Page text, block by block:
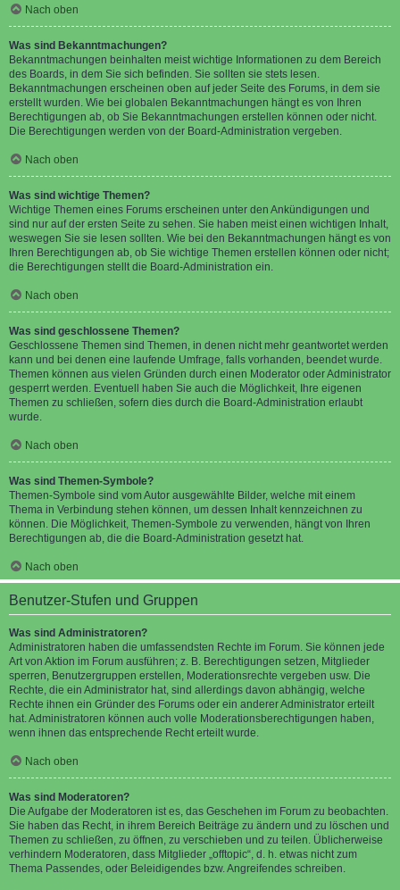
Nach oben
Was sind Bekanntmachungen?
Bekanntmachungen beinhalten meist wichtige Informationen zu dem Bereich
des Boards, in dem Sie sich befinden. Sie sollten sie stets lesen.
Bekanntmachungen erscheinen oben auf jeder Seite des Forums, in dem sie
erstellt wurden. Wie bei globalen Bekanntmachungen hängt es von Ihren
Berechtigungen ab, ob Sie Bekanntmachungen erstellen können oder nicht.
Die Berechtigungen werden von der Board-Administration vergeben.
Nach oben
Was sind wichtige Themen?
Wichtige Themen eines Forums erscheinen unter den Ankündigungen und
sind nur auf der ersten Seite zu sehen. Sie haben meist einen wichtigen Inhalt,
weswegen Sie sie lesen sollten. Wie bei den Bekanntmachungen hängt es von
Ihren Berechtigungen ab, ob Sie wichtige Themen erstellen können oder nicht;
die Berechtigungen stellt die Board-Administration ein.
Nach oben
Was sind geschlossene Themen?
Geschlossene Themen sind Themen, in denen nicht mehr geantwortet werden
kann und bei denen eine laufende Umfrage, falls vorhanden, beendet wurde.
Themen können aus vielen Gründen durch einen Moderator oder Administrator
gesperrt werden. Eventuell haben Sie auch die Möglichkeit, Ihre eigenen
Themen zu schließen, sofern dies durch die Board-Administration erlaubt
wurde.
Nach oben
Was sind Themen-Symbole?
Themen-Symbole sind vom Autor ausgewählte Bilder, welche mit einem
Thema in Verbindung stehen können, um dessen Inhalt kennzeichnen zu
können. Die Möglichkeit, Themen-Symbole zu verwenden, hängt von Ihren
Berechtigungen ab, die die Board-Administration gesetzt hat.
Nach oben
Benutzer-Stufen und Gruppen
Was sind Administratoren?
Administratoren haben die umfassendsten Rechte im Forum. Sie können jede
Art von Aktion im Forum ausführen; z. B. Berechtigungen setzen, Mitglieder
sperren, Benutzergruppen erstellen, Moderationsrechte vergeben usw. Die
Rechte, die ein Administrator hat, sind allerdings davon abhängig, welche
Rechte ihnen ein Gründer des Forums oder ein anderer Administrator erteilt
hat. Administratoren können auch volle Moderationsberechtigungen haben,
wenn ihnen das entsprechende Recht erteilt wurde.
Nach oben
Was sind Moderatoren?
Die Aufgabe der Moderatoren ist es, das Geschehen im Forum zu beobachten.
Sie haben das Recht, in ihrem Bereich Beiträge zu ändern und zu löschen und
Themen zu schließen, zu öffnen, zu verschieben und zu teilen. Üblicherweise
verhindern Moderatoren, dass Mitglieder „offtopic“, d. h. etwas nicht zum
Thema Passendes, oder Beleidigendes bzw. Angreifendes schreiben.